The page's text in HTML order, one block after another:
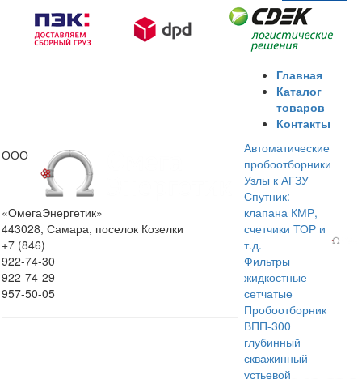
ООО
«ОмегаЭнергетик»
443028, Самара, поселок Козелки
+7 (846)
922-74-30
922-74-29
957-50-05
Главная
Каталог
товаров
Контакты
Автоматические
пробоотборники
Узлы к АГЗУ
Спутник:
клапана КМР,
счетчики ТОР и
т.д.
Фильтры
жидкостные
сетчатые
Пробоотборник
ВПП-300
глубинный
скважинный
устьевой